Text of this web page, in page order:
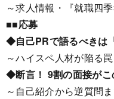
～求人情報・『就職四
■■応募
◆自己PRで語るべきは
～ハイスペ人材が陥る
◆断言！ 9割の面接がこ
～自己紹介から逆質問